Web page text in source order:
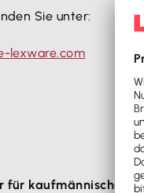
Sie unter:
lexware.com
für kaufmännische